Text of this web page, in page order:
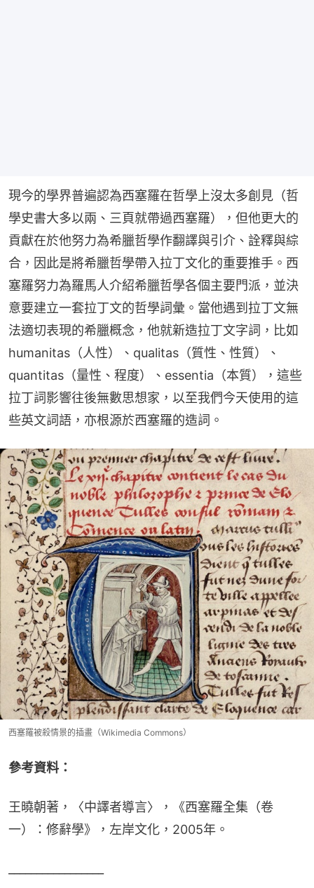
現今的學界普遍認為西塞羅在哲學上沒太多創見（哲
學史書大多以兩、三頁就帶過西塞羅），但他更大的
貢獻在於他努力為希臘哲學作翻譯與引介、詮釋與綜
合，因此是將希臘哲學帶入拉丁文化的重要推手。西
塞羅努力為羅馬人介紹希臘哲學各個主要門派，並決
意要建立一套拉丁文的哲學詞彙。當他遇到拉丁文無
法適切表現的希臘概念，他就新造拉丁文字詞，比如
humanitas（人性）、qualitas（質性、性質）、
quantitas（量性、程度）、essentia（本質），這些
拉丁詞影響往後無數思想家，以至我們今天使用的這
些英文詞語，亦根源於西塞羅的造詞。
西塞羅被殺情景的插畫（Wikimedia Commons）
參考資料：
王曉朝著，〈中譯者導言〉，《西塞羅全集（卷
一）：修辭學》，左岸文化，2005年。